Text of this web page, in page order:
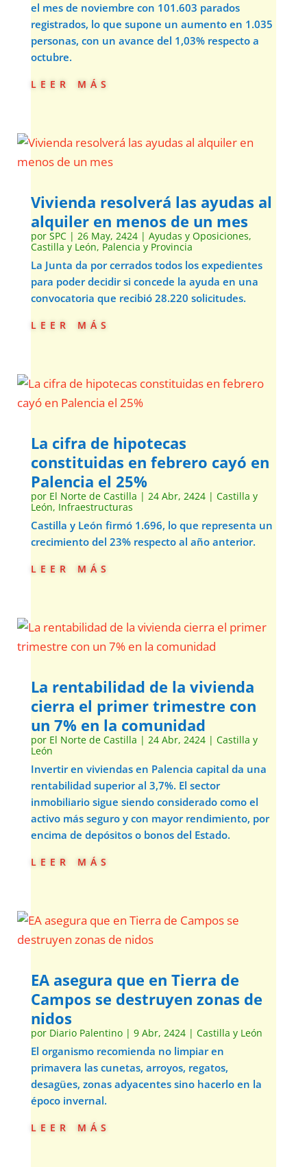
el mes de noviembre con 101.603 parados
registrados, lo que supone un aumento en 1.035
personas, con un avance del 1,03% respecto a
octubre.
leer más
Vivienda resolverá las ayudas al
alquiler en menos de un mes
por SPC| 26 May, 2424| Ayudas y Oposiciones,
Castilla y León, Palencia y Provincia
La Junta da por cerrados todos los expedientes
para poder decidir si concede la ayuda en una
convocatoria que recibió 28.220 solicitudes.
leer más
La cifra de hipotecas
constituidas en febrero cayó en
Palencia el 25%
por El Norte de Castilla | 24 Abr, 2424| Castilla y
León, Infraestructuras
Castilla y León firmó 1.696, lo que representa un
crecimiento del 23% respecto al año anterior.
leer más
La rentabilidad de la vivienda
cierra el primer trimestre con
un 7% en la comunidad
por El Norte de Castilla | 24 Abr, 2424| Castilla y
León
Invertir en viviendas en Palencia capital da una
rentabilidad superior al 3,7%. El sector
inmobiliario sigue siendo considerado como el
activo más seguro y con mayor rendimiento, por
encima de depósitos o bonos del Estado.
leer más
EA asegura que en Tierra de
Campos se destruyen zonas de
nidos
por Diario Palentino| 9 Abr, 2424| Castilla y León
El organismo recomienda no limpiar en
primavera las cunetas, arroyos, regatos,
desagües, zonas adyacentes sino hacerlo en la
époco invernal.
leer más